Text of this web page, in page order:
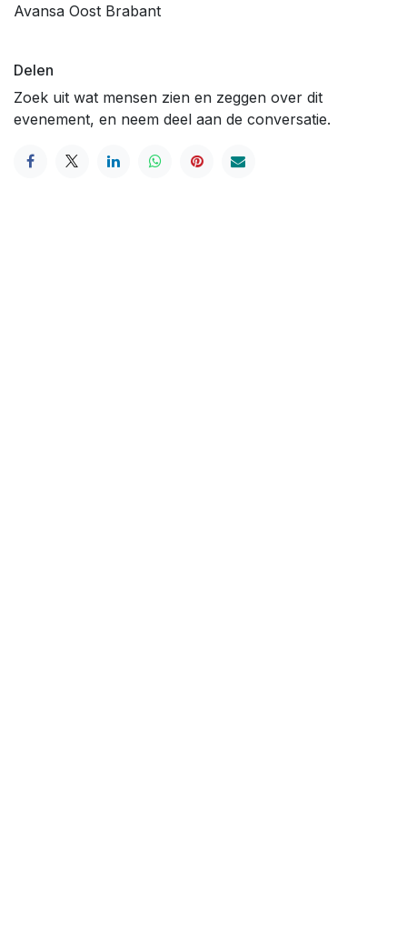
Avansa Oost Brabant
Delen
Zoek uit wat mensen zien en zeggen over dit
evenement, en neem deel aan de conversatie.